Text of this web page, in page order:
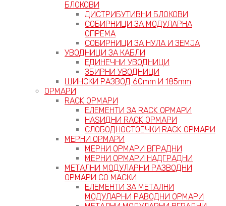
БЛОКОВИ
ДИСТРИБУТИВНИ БЛОКОВИ
СОБИРНИЦИ ЗА МОДУЛАРНА
ОПРЕМА
СОБИРНИЦИ ЗА НУЛА И ЗЕМЈА
УВОДНИЦИ ЗА КАБЛИ
ЕДИНЕЧНИ УВОДНИЦИ
ЗБИРНИ УВОДНИЦИ
ШИНСКИ РАЗВОД 60mm И 185mm
ОРМАРИ
RACK ОРМАРИ
ЕЛЕМЕНТИ ЗА RACK ОРМАРИ
НАЅИДНИ RACK ОРМАРИ
СЛОБОДНОСТОЕЧКИ RACK ОРМАРИ
МЕРНИ ОРМАРИ
МЕРНИ ОРМАРИ ВГРАДНИ
МЕРНИ ОРМАРИ НАДГРАДНИ
МЕТАЛНИ МОДУЛАРНИ РАЗВОДНИ
ОРМАРИ СО МАСКИ
ЕЛЕМЕНТИ ЗА МЕТАЛНИ
МОДУЛАРНИ РАВОДНИ ОРМАРИ